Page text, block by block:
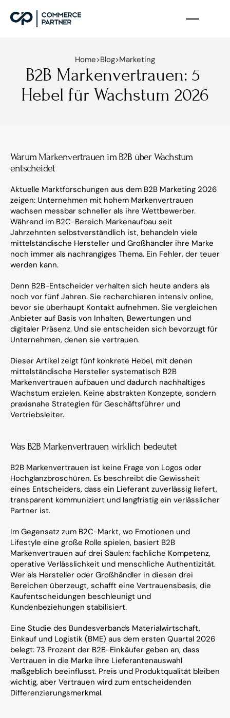
Home>Blog>Marketing
B2B Markenvertrauen: 5
Hebel für Wachstum 2026
Warum Markenvertrauen im B2B über Wachstum
entscheidet
Aktuelle Marktforschungen aus dem B2B Marketing 2026
zeigen: Unternehmen mit hohem Markenvertrauen
wachsen messbar schneller als ihre Wettbewerber.
Während im B2C-Bereich Markenaufbau seit
Jahrzehnten selbstverständlich ist, behandeln viele
mittelständische Hersteller und Großhändler ihre Marke
noch immer als nachrangiges Thema. Ein Fehler, der teuer
werden kann.
Denn B2B-Entscheider verhalten sich heute anders als
noch vor fünf Jahren. Sie recherchieren intensiv online,
bevor sie überhaupt Kontakt aufnehmen. Sie vergleichen
Anbieter auf Basis von Inhalten, Bewertungen und
digitaler Präsenz. Und sie entscheiden sich bevorzugt für
Unternehmen, denen sie vertrauen.
Dieser Artikel zeigt fünf konkrete Hebel, mit denen
mittelständische Hersteller systematisch B2B
Markenvertrauen aufbauen und dadurch nachhaltiges
Wachstum erzielen. Keine abstrakten Konzepte, sondern
praxisnahe Strategien für Geschäftsführer und
Vertriebsleiter.
Was B2B Markenvertrauen wirklich bedeutet
B2B Markenvertrauen ist keine Frage von Logos oder
Hochglanzbroschüren. Es beschreibt die Gewissheit
eines Entscheiders, dass ein Lieferant zuverlässig liefert,
transparent kommuniziert und langfristig ein verlässlicher
Partner ist.
Im Gegensatz zum B2C-Markt, wo Emotionen und
Lifestyle eine große Rolle spielen, basiert B2B
Markenvertrauen auf drei Säulen: fachliche Kompetenz,
operative Verlässlichkeit und menschliche Authentizität.
Wer als Hersteller oder Großhändler in diesen drei
Bereichen überzeugt, schafft eine Vertrauensbasis, die
Kaufentscheidungen beschleunigt und
Kundenbeziehungen stabilisiert.
Eine Studie des Bundesverbands Materialwirtschaft,
Einkauf und Logistik (BME) aus dem ersten Quartal 2026
belegt: 73 Prozent der B2B-Einkäufer geben an, dass
Vertrauen in die Marke ihre Lieferantenauswahl
maßgeblich beeinflusst. Preis und Produktqualität bleiben
wichtig, aber Vertrauen wird zum entscheidenden
Differenzierungsmerkmal.